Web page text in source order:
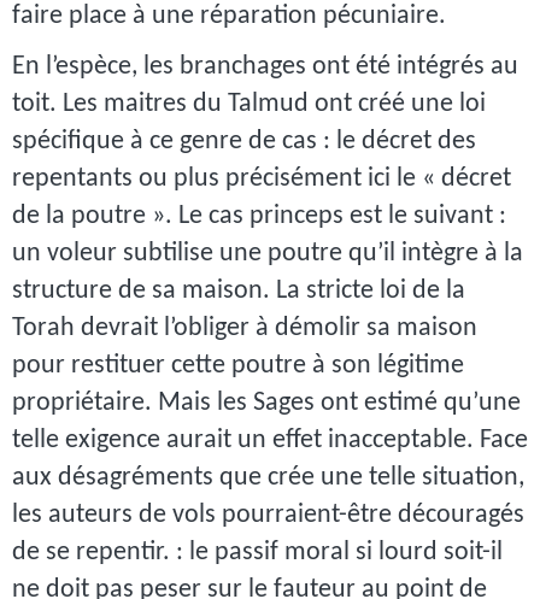
faire place à une réparation pécuniaire.
En l’espèce, les branchages ont été intégrés au
toit. Les maitres du Talmud ont créé une loi
spécifique à ce genre de cas : le décret des
repentants ou plus précisément ici le « décret
de la poutre ». Le cas princeps est le suivant :
un voleur subtilise une poutre qu’il intègre à la
structure de sa maison. La stricte loi de la
Torah devrait l’obliger à démolir sa maison
pour restituer cette poutre à son légitime
propriétaire. Mais les Sages ont estimé qu’une
telle exigence aurait un effet inacceptable. Face
aux désagréments que crée une telle situation,
les auteurs de vols pourraient-être découragés
de se repentir. : le passif moral si lourd soit-il
ne doit pas peser sur le fauteur au point de